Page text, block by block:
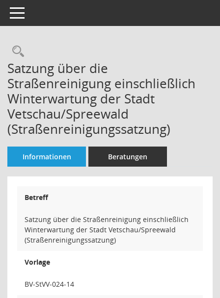
Toggle navigation
Rechercheauswahl
Satzung über die
Straßenreinigung einschließlich
Winterwartung der Stadt
Vetschau/Spreewald
(Straßenreinigungssatzung)
Informationen Beratungen
Betreff
Satzung über die Straßenreinigung einschließlich
Winterwartung der Stadt Vetschau/Spreewald
(Straßenreinigungssatzung)
Vorlage
BV-StVV-024-14